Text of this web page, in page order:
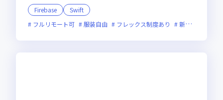
Firebase
Swift
フルリモート可
服装自由 フレックス制度あり 新技術に積極的